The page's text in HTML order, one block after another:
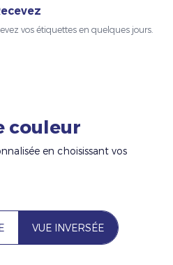
vos étiquettes en quelques jours.
couleur
en choisissant vos
VUE INVERSÉE